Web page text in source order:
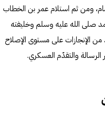
ومن ثم استلام عمر بن الخطاب
صلى الله عليه وسلم وخليفته
من الإنجازات على مستوى الإصلاح
الرسالة والتقدّم العسكري.